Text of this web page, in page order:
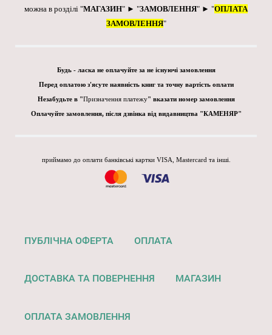
можна в розділі "МАГАЗИН" ► "ЗАМОВЛЕННЯ" ► "ОПЛАТА
ЗАМОВЛЕННЯ"
Будь - ласка не оплачуйте за не існуючі замовлення
Перед оплатою з'ясуте наявність книг та точну вартість оплати
Незабудьте в "Призначення платежу" вказати номер замовлення
Оплачуйте замовлення, після дзвінка від видавництва "КАМЕНЯР"
приймамо до оплати банківські картки VISA, Mastercard та інші.
ПУБЛІЧНА ОФЕРТА ОПЛАТА
ДОСТАВКА ТА ПОВЕРНЕННЯ МАГАЗИН
ОПЛАТА ЗАМОВЛЕННЯ